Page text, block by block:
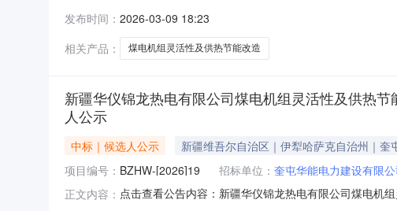
发布时间： 2026-03-09 18:23
相关产品：
煤电机组灵活性及供热节能改造
新疆华仪锦龙热电有限公司煤电机组灵活性及供热
人公示
中标｜候选人公示 新疆维吾尔自治区｜伊犁哈萨克自治州｜奎
项目编号： BZHW-[2026]19 招标单位： 奎屯华能电力建设有限公
正文内容： 点击查看公告内容：新疆华仪锦龙热电有限公司煤电机